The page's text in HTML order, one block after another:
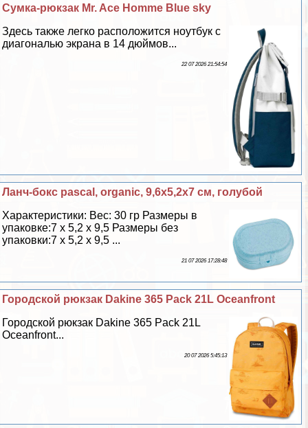
Сумка-рюкзак Mr. Ace Homme Blue sky
Здесь также легко расположится ноутбук с
диагональю экрана в 14 дюймов...
22 07 2026 21:54:54
Ланч-бокс pascal, organic, 9,6х5,2х7 см, гoлyбой
Хаpaктеристики: Вес: 30 гр Размеры в
упаковке:7 х 5,2 х 9,5 Размеры без
упаковки:7 х 5,2 х 9,5 ...
21 07 2026 17:28:48
Городской рюкзак Dakine 365 Pack 21L Oceanfront
Городской рюкзак Dakine 365 Pack 21L
Oceanfront...
20 07 2026 5:45:13